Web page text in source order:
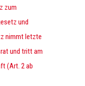
zum
und
nimmt letzte
und tritt am
(Art. 2 ab